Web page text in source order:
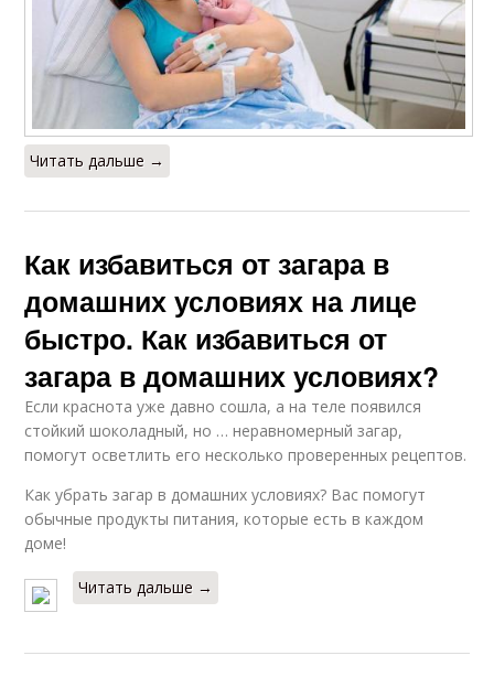
Читать дальше →
Как избавиться от загара в
домашних условиях на лице
быстро. Как избавиться от
загара в домашних условиях?
Если краснота уже давно сошла, а на теле появился
стойкий шоколадный, но … неравномерный загар,
помогут осветлить его несколько проверенных рецептов.
Как убрать загар в домашних условиях? Вас помогут
обычные продукты питания, которые есть в каждом
доме!
Читать дальше →